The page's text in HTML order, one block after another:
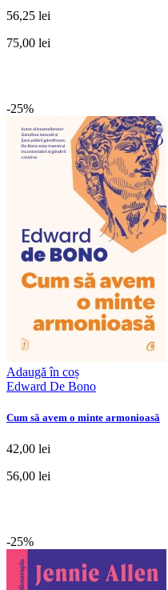
56,25 lei
75,00 lei
-25%
Adaugă în coș
Edward De Bono
Cum să avem o minte armonioasă
42,00 lei
56,00 lei
-25%